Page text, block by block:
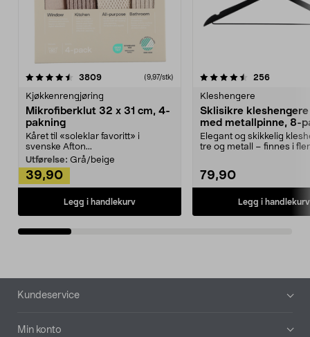
3809anmeldelser(9,97/stk)
Kjøkkenrengjøring
Mikrofiberklut 32 x 31 cm, 4-
pakning
Kåret til «soleklar favoritt» i
svenske Afton...
Utførelse: Grå/beige
39,90
Legg i handlekurv
4.5av 5 stjerner 256
Kleshengere
Sklisikre
med metallpinne, 8-
Elegant og skikkelig
tre og metall – finnes i
79,90
Legg i handlekurv
4.5av 5 stjerner
Bunntekst
Kundeservice
Min konto